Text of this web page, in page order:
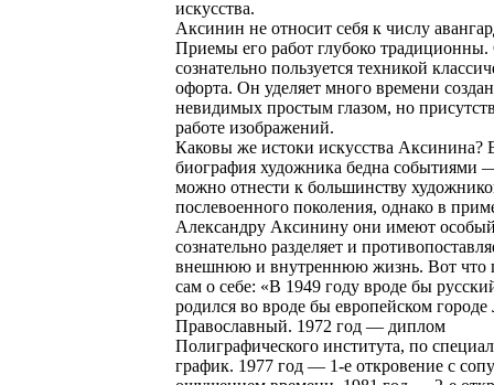
искусства.
Аксинин не относит себя к числу
Приемы его работ глубоко
сознательно пользуется техникой
офорта. Он уделяет много времени
невидимых простым глазом, но
работе изображений.
Каковы же истоки искусства Аксинина?
биография художника бедна событиями
можно отнести к большинству
послевоенного поколения, однако в
Александру Аксинину они имеют
сознательно разделяет и
внешнюю и внутреннюю жизнь. Вот что
сам о себе: «В 1949 году вроде бы
родился во вроде бы европейском городе
Православный. 1972 год — диплом
Полиграфического института, по
график. 1977 год — 1-е откровение с